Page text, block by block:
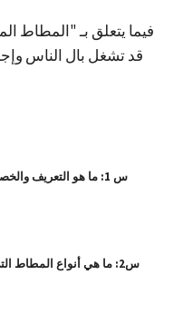
فيما يتعلق بـ "المطاط
قد تشغل بال الناس
س 1: ما هو التعريف
س2: ما هي أنواع المطاط التي تتمتع بأفضل مقاومة للتآكل؟